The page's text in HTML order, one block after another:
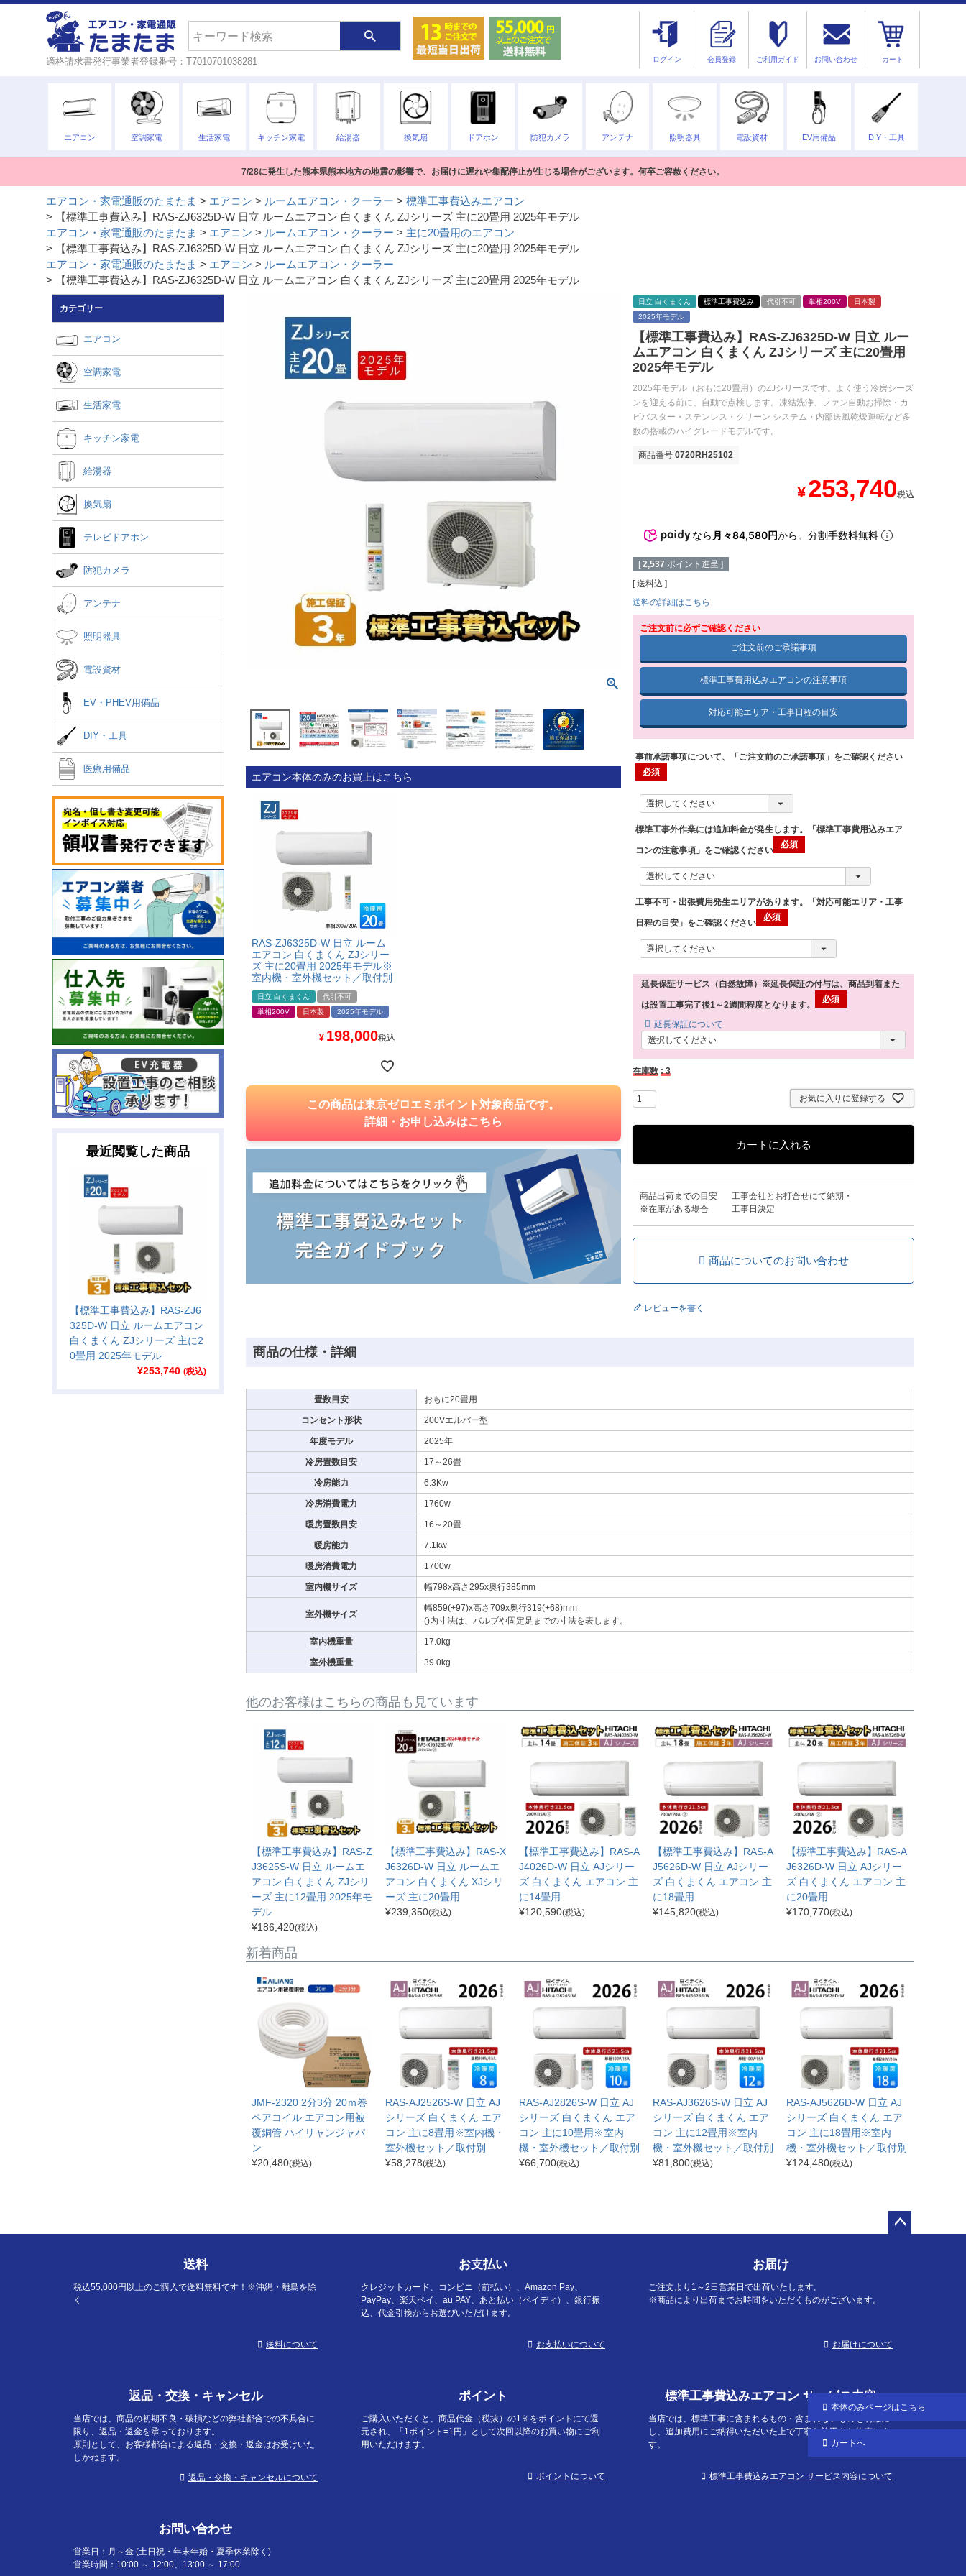
適格請求書発行事業者登録番号：T7010701038281 ログイン 会員登録 ご利用ガイド お問い合わせ カート
エアコン 空調家電 生活家電 キッチン家電 給湯器 換気扇 ドアホン 防犯カメラ アンテナ 照明器具 電設資材 EV用備品 DIY・工具
7/28に発生した熊本県熊本地方の地震の影響で、お届けに遅れや集配停止が生じる場合がございます。何卒ご容赦ください。
エアコン・家電通販のたまたま エアコン ルームエアコン・クーラー
標準工事費込みエアコン
【標準工事費込み】RAS-ZJ6325D-W 日立 ルームエアコン 白くまくん ZJシリーズ 主に20畳用 2025年モデル
エアコン・家電通販のたまたま
エアコン ルームエアコン・クーラー
主に20畳用のエアコン
【標準工事費込み】RAS-ZJ6325D-W 日立 ルームエアコン 白くまくん ZJシリーズ 主に20畳用 2025年モデル
エアコン・家電通販のたまたま
エアコン
ルームエアコン・クーラー
【標準工事費込み】RAS-ZJ6325D-W 日立 ルームエアコン 白くまくん ZJシリーズ 主に20畳用 2025年モデル
カテゴリー
エアコン
空調家電
生活家電
キッチン家電
給湯器
換気扇
テレビドアホン
防犯カメラ
アンテナ
照明器具
電設資材
EV・PHEV用備品
DIY・工具
医療用備品
最近閲覧した商品
【標準工事費込み】RAS-ZJ6
325D-W 日立 ルームエアコン
白くまくん ZJシリーズ 主に2
0畳用 2025年モデル
¥253,740 (税込)
エアコン本体のみのお買上はこちら
RAS-ZJ6325D-W 日立 ルーム
エアコン 白くまくん ZJシリー
ズ 主に20畳用 2025年モデル※
室内機・室外機セット／取付別
日立 白くまくん
代引不可
単相200V
日本製 2025年モデル
¥ 198,000税込
この商品は東京ゼロエミポイント対象商品です。
詳細・お申し込みはこちら
日立 白くまくん 標準工事費込み 代引不可 単相200V
日本製
2025年モデル
【標準工事費込み】RAS-ZJ6325D-W 日立 ルー
ムエアコン 白くまくん ZJシリーズ 主に20畳用
2025年モデル
2025年モデル（おもに20畳用）のZJシリーズです。よく使う冷房シーズ
ンを迎える前に、自動で点検します。凍結洗浄、ファン自動お掃除・カ
ビバスター・ステンレス・クリーン システム・内部送風乾燥運転など多
数の搭載のハイグレードモデルです。
商品番号 0720RH25102
¥253,740税込
なら 月々84,580円から。分割手数料無料
[ 2,537 ポイント進呈 ]
送料込
送料の詳細はこちら
ご注文前に必ずご確認ください
ご注文前のご承諾事項
標準工事費用込みエアコンの注意事項
対応可能エリア・工事日程の目安
事前承諾事項について、「ご注文前のご承諾事項」をご確認ください
標準工事外作業には追加料金が発生します。「標準工事費用込みエア
コンの注意事項」をご確認ください
工事不可・出張費用発生エリアがあります。「対応可能エリア・工事
日程の目安」をご確認ください
延長保証サービス（自然故障）※延長保証の付与は、商品到着また
は設置工事完了後1～2週間程度となります。
延長保証について
カートへ
本体のみページはこちら
在庫数 3
お気に入りに登録する
カートに入れる
商品出荷までの目安
※在庫がある場合
工事会社とお打合せにて納期・
工事日決定
商品についてのお問い合わせ
レビューを書く
商品の仕様・詳細
畳数目安 おもに20畳用
コンセント形状 200Vエルバー型
年度モデル 2025年
冷房畳数目安 17～26畳
冷房能力 6.3Kw
冷房消費電力 1760w
暖房畳数目安 16～20畳
暖房能力 7.1kw
暖房消費電力 1700w
室内機サイズ 幅798x高さ295x奥行385mm
室外機サイズ
幅859(+97)x高さ709x奥行319(+68)mm
()内寸法は、バルブや固定足までの寸法を表します。
室内機重量 17.0kg
室外機重量 39.0kg
他のお客様はこちらの商品も見ています
【標準工事費込み】RAS-Z
J3625S-W 日立 ルームエ
アコン 白くまくん ZJシリ
ーズ 主に12畳用 2025年モ
デル
¥186,420(税込)
【標準工事費込み】RAS-X
J6326D-W 日立 ルームエ
アコン 白くまくん XJシリ
ーズ 主に20畳用
¥239,350(税込)
【標準工事費込み】RAS-A
J4026D-W 日立 AJシリー
ズ 白くまくん エアコン 主
に14畳用
¥120,590(税込)
【標準工事費込み】RAS-A
J5626D-W 日立 AJシリー
ズ 白くまくん エアコン 主
に18畳用
¥145,820(税込)
【標準工事費込み】RAS-A
J6326D-W 日立 AJシリー
ズ 白くまくん エアコン 主
に20畳用
¥170,770(税込)
新着商品
JMF-2320 2分3分 20ｍ巻
ペアコイル エアコン用被
覆銅管 ハイリャンジャパ
ン
¥20,480(税込)
RAS-AJ2526S-W 日立 AJ
シリーズ 白くまくん エア
コン 主に8畳用※室内機・
室外機セット／取付別
¥58,278(税込)
RAS-AJ2826S-W 日立 AJ
シリーズ 白くまくん エア
コン 主に10畳用※室内
機・室外機セット／取付別
¥66,700(税込)
RAS-AJ3626S-W 日立 AJ
シリーズ 白くまくん エア
コン 主に12畳用※室内
機・室外機セット／取付別
¥81,800(税込)
RAS-AJ5626D-W 日立 AJ
シリーズ 白くまくん エア
コン 主に18畳用※室内
機・室外機セット／取付別
¥124,480(税込)
送料
税込55,000円以上のご購入で送料無料です！※沖縄・離島を除
く
送料について
お支払い
クレジットカード、コンビニ（前払い）、Amazon Pay、
PayPay、楽天ペイ、au PAY、あと払い（ペイディ）、銀行振
込、代金引換からお選びいただけます。
お支払いについて
お届け
ご注文より1～2日営業日で出荷いたします。
※商品により出荷までお時間をいただくものがございます。
お届けについて
返品・交換・キャンセル
当店では、商品の初期不良・破損などの弊社都合での不具合に
限り、返品・返金を承っております。
原則として、お客様都合による返品・交換・返金はお受けいた
しかねます。
返品・交換・キャンセルについて
ポイント
ご購入いただくと、商品代金（税抜）の1％をポイントにて還
元され、「1ポイント=1円」として次回以降のお買い物にご利
用いただけます。
ポイントについて
標準工事費込みエアコン サービス内容
当店では、標準工事に含まれるもの・含まれないものを明確に
し、追加費用にご納得いただいた上で丁寧な施工をお約束しま
す。
標準工事費込みエアコン サービス内容について
お問い合わせ
営業日：月～金 (土日祝・年末年始・夏季休業除く)
営業時間：10:00 ～ 12:00、13:00 ～ 17:00